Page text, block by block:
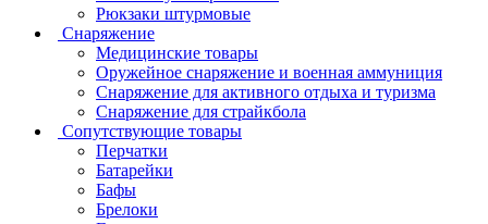
Рюкзаки штурмовые
Снаряжение
Медицинские товары
Оружейное снаряжение и военная аммуниция
Снаряжение для активного отдыха и туризма
Снаряжение для страйкбола
Сопутствующие товары
Перчатки
Батарейки
Бафы
Брелоки